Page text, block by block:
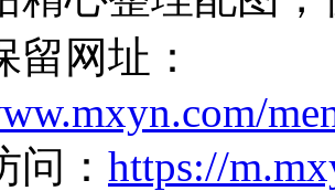
留网址：
： https://